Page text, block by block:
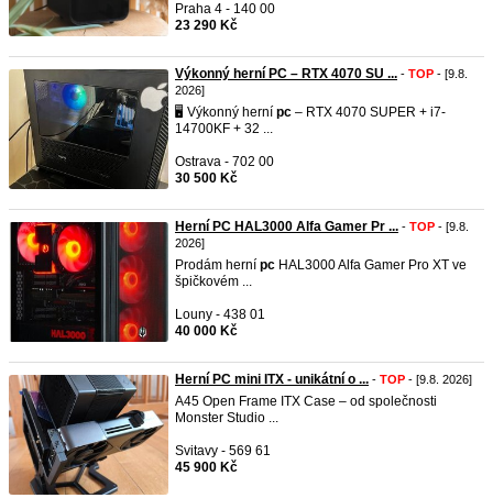
Praha 4 - 140 00
23 290 Kč
Výkonný herní PC – RTX 4070 SU ... - TOP - [9.8.
2026]
🖥️ Výkonný herní pc – RTX 4070 SUPER + i7-
14700KF + 32 ...
Ostrava - 702 00
30 500 Kč
Herní PC HAL3000 Alfa Gamer Pr ... - TOP - [9.8.
2026]
Prodám herní pc HAL3000 Alfa Gamer Pro XT ve
špičkovém ...
Louny - 438 01
40 000 Kč
Herní PC mini ITX - unikátní o ... - TOP - [9.8. 2026]
A45 Open Frame ITX Case – od společnosti
Monster Studio ...
Svitavy - 569 61
45 900 Kč